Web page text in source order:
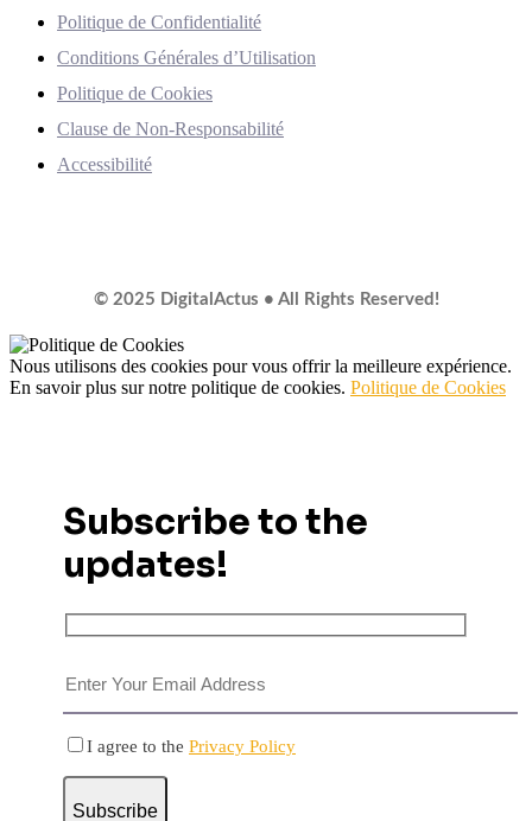
Politique de Confidentialité
Conditions Générales d’Utilisation
Politique de Cookies
Clause de Non-Responsabilité
Accessibilité
© 2025 DigitalActus • All Rights Reserved!
Nous utilisons des cookies pour vous offrir la meilleure expérience.
En savoir plus sur notre politique de cookies. Politique de Cookies
Subscribe to the
updates!
I agree to the Privacy Policy
Subscribe